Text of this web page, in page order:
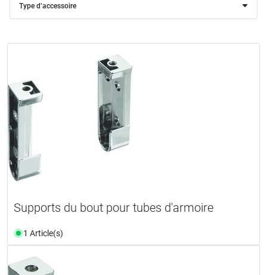
Type d’accessoire
Supports du bout pour tubes d'armoire
1 Article(s)